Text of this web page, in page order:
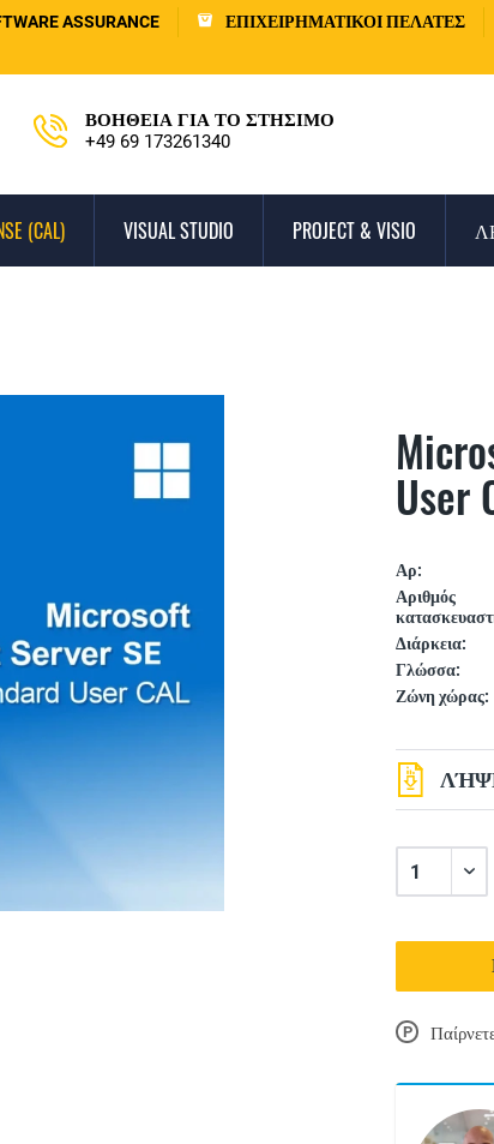
ASSURANCE ΕΠΙΧΕΙΡΗΜΑΤΙΚΟΊ ΠΕΛΆΤΕΣ
ΒΟΉΘΕΙΑ ΓΙΑ ΤΟ ΣΤΉΣΙΜΟ
+49 69 173261340
(CAL) VISUAL STUDIO PROJECT & VISIO
User
Αρ:
Αριθμός
Διάρκεια:
Γλώσσα:
Ζώνη χώρας:
P